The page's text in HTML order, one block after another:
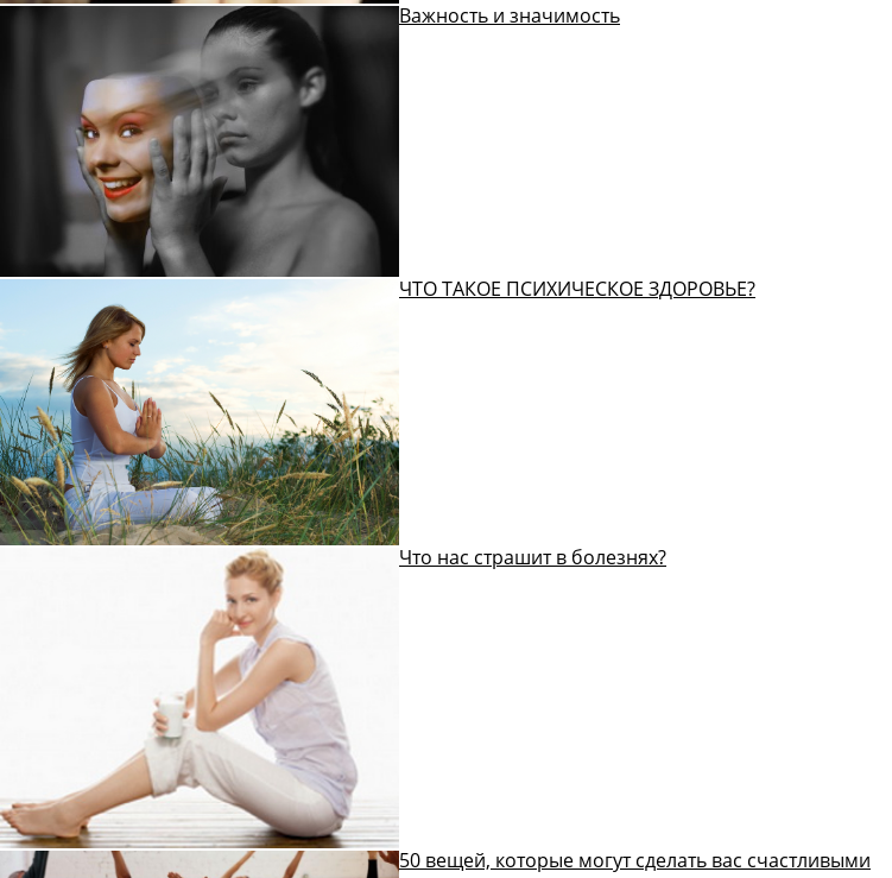
Важность и значимость
ЧТО ТАКОЕ ПСИХИЧЕСКОЕ ЗДОРОВЬЕ?
Что нас страшит в болезнях?
50 вещей, которые могут сделать вас счастливыми